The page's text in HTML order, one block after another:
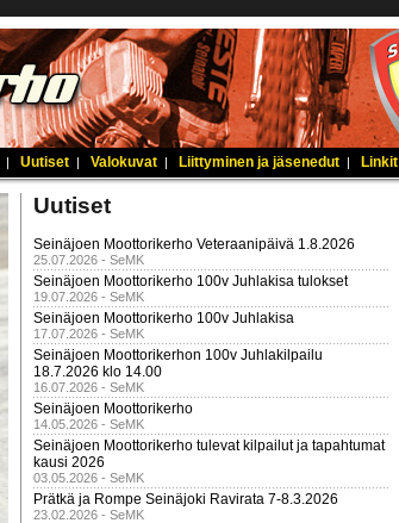
| Uutiset | Valokuvat | Liittyminen ja jäsenedut | Linkit
Uutiset
Seinäjoen Moottorikerho Veteraanipäivä 1.8.2026
25.07.2026 - SeMK
Seinäjoen Moottorikerho 100v Juhlakisa tulokset
19.07.2026 - SeMK
Seinäjoen Moottorikerho 100v Juhlakisa
17.07.2026 - SeMK
Seinäjoen Moottorikerhon 100v Juhlakilpailu
18.7.2026 klo 14.00
16.07.2026 - SeMK
Seinäjoen Moottorikerho
14.05.2026 - SeMK
Seinäjoen Moottorikerho tulevat kilpailut ja tapahtumat
kausi 2026
03.05.2026 - SeMK
Prätkä ja Rompe Seinäjoki Ravirata 7-8.3.2026
23.02.2026 - SeMK